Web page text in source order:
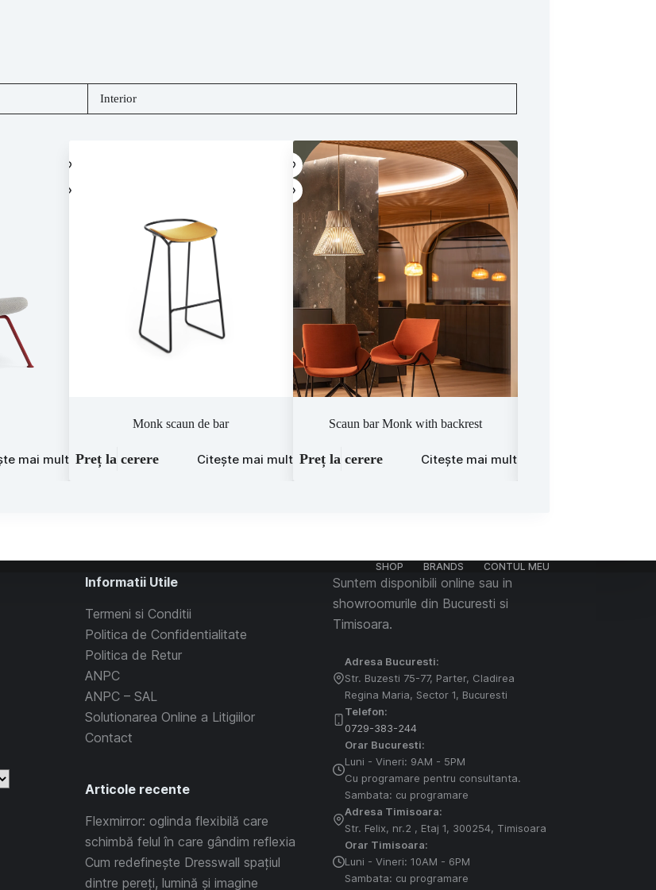
Interior
mai mult
Monk scaun de bar
Preț la cerere Citește mai mult
Scaun bar Monk with backrest
Preț la cerere Citește mai mult
SHOP BRANDS CONTUL MEU
Informatii Utile
Termeni si Conditii
Politica de Confidentialitate
Politica de Retur
ANPC
ANPC – SAL
Solutionarea Online a Litigiilor
Contact
Articole recente
Flexmirror: oglinda flexibilă care
schimbă felul în care gândim reflexia
Cum redefinește Dresswall spațiul
dintre pereți, lumină și imagine
Suntem disponibili online sau in
showroomurile din Bucuresti si
Timisoara.
Adresa Bucuresti:
Str. Buzesti 75-77, Parter, Cladirea
Regina Maria, Sector 1, Bucuresti
Telefon:
0729-383-244
Orar Bucuresti:
Luni - Vineri: 9AM - 5PM
Cu programare pentru consultanta.
Sambata: cu programare
Adresa Timisoara:
Str. Felix, nr.2 , Etaj 1, 300254, Timisoara
Orar Timisoara:
Luni - Vineri: 10AM - 6PM
Sambata: cu programare